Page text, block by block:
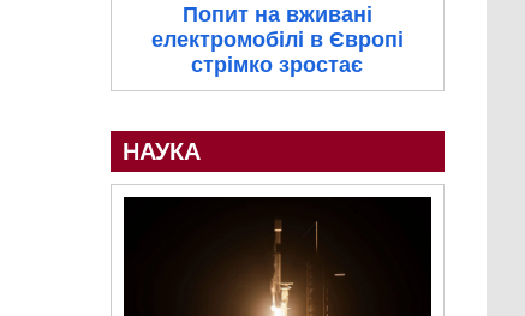
Попит на вживані
електромобілі в Європі
стрімко зростає
НАУКА